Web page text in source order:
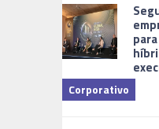
Corporativo